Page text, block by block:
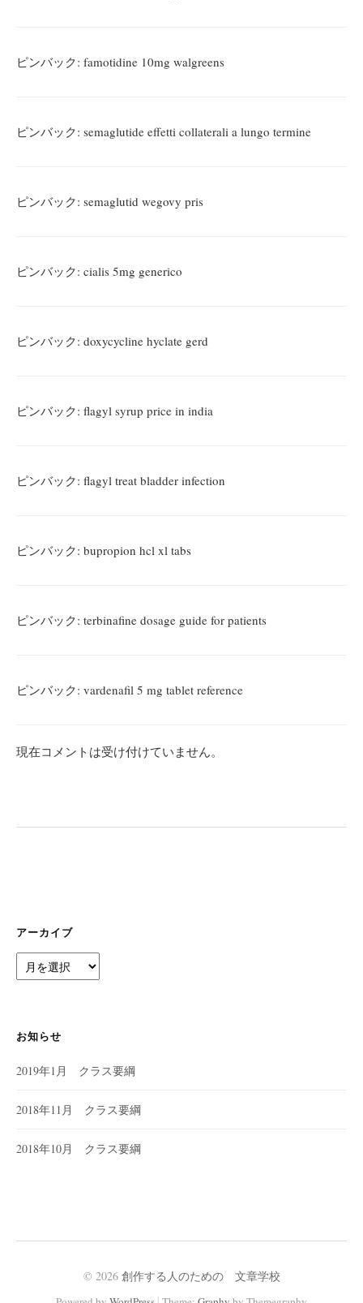
ピンバック: famotidine 10mg walgreens
ピンバック: semaglutide effetti collaterali a lungo termine
ピンバック: semaglutid wegovy pris
ピンバック: cialis 5mg generico
ピンバック: doxycycline hyclate gerd
ピンバック: flagyl syrup price in india
ピンバック: flagyl treat bladder infection
ピンバック: bupropion hcl xl tabs
ピンバック: terbinafine dosage guide for patients
ピンバック: vardenafil 5 mg tablet reference
現在コメントは受け付けていません。
アーカイブ
ー
ブ
お知らせ
2019年1月 クラス要綱
2018年11月 クラス要綱
2018年10月 クラス要綱
© 2026 創作する人のための 文章学校